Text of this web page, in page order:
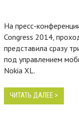
На пресс-
Congress 2014,
представила сразу
под управлением
Nokia XL.
ЧИТАТЬ ДАЛЕЕ >